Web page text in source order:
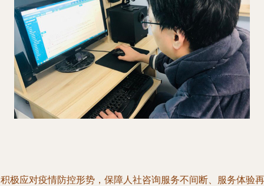
极应对疫情防控形势，保障人社咨询服务不间断、服务体验再